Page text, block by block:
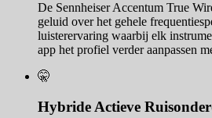
De Sennheiser Accentum True
geluid over het gehele
luisterervaring waarbij elk
app het profiel verder aanpassen
🤫
Hybride Actieve